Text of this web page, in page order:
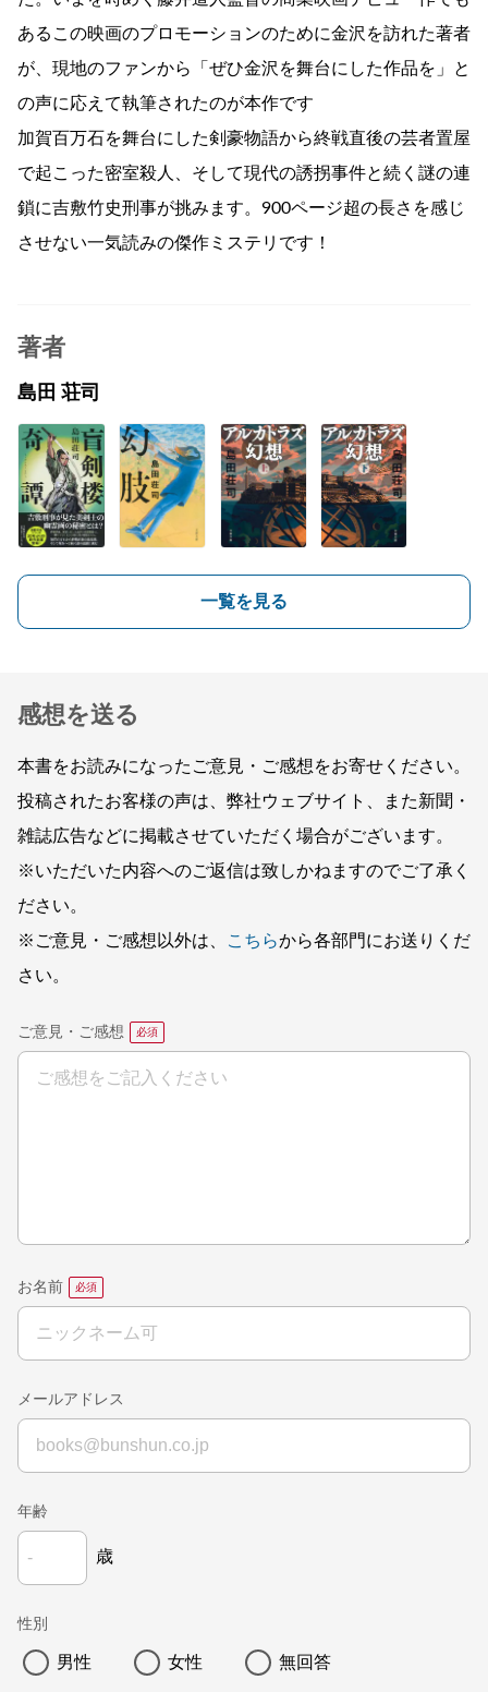
あるこの映画のプロモーションのために金沢を訪れた著者
が、現地のファンから「ぜひ金沢を舞台にした作品を」と
の声に応えて執筆されたのが本作です
加賀百万石を舞台にした剣豪物語から終戦直後の芸者置屋
で起こった密室殺人、そして現代の誘拐事件と続く謎の連
鎖に吉敷竹史刑事が挑みます。900ページ超の長さを感じ
させない一気読みの傑作ミステリです！
著者
島田 荘司
一覧を見る
感想を送る
本書をお読みになったご意見・ご感想をお寄せください。
投稿されたお客様の声は、弊社ウェブサイト、また新聞・
雑誌広告などに掲載させていただく場合がございます。
※いただいた内容へのご返信は致しかねますのでご了承く
ださい。
※ご意見・ご感想以外は、
こちらから各部門にお送りくだ
さい。
ご意見・ご感想
お名前
メールアドレス
年齢
歳
性別
男性 女性 無回答